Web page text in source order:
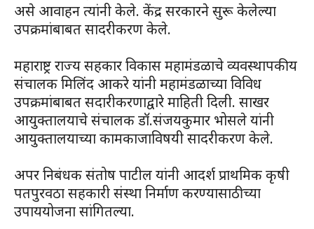
असे आवाहन त्यांनी केले. केंद्र सरकारने सुरू केलेल्या
उपक्रमांबाबत सादरीकरण केले.
महाराष्ट्र राज्य सहकार विकास महामंडळाचे व्यवस्थापकीय
संचालक मिलिंद आकरे यांनी महामंडळाच्या विविध
उपक्रमांबाबत सदारीकरणाद्वारे माहिती दिली. साखर
आयुक्तालयाचे संचालक डॉ.संजयकुमार भोसले यांनी
आयुक्तालयाच्या कामकाजाविषयी सादरीकरण केले.
अपर निबंधक संतोष पाटील यांनी आदर्श प्राथमिक कृषी
पतपुरवठा सहकारी संस्था निर्माण करण्यासाठीच्या
उपाययोजना सांगितल्या.